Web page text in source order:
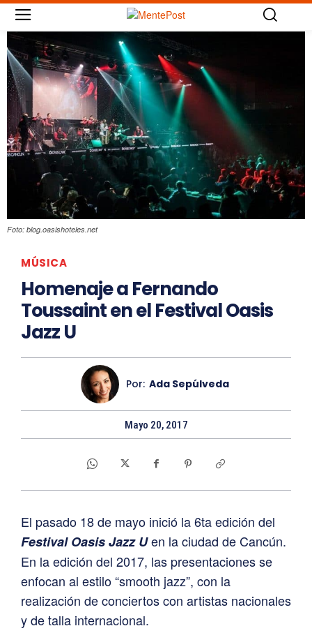
Foto: blog.oasishoteles.net
MÚSICA
Homenaje a Fernando
Toussaint en el Festival Oasis
Jazz U
Por: Ada Sepúlveda
Mayo 20, 2017
El pasado 18 de mayo inició la 6ta edición del
Festival Oasis Jazz Uen la ciudad de Cancún.
En la edición del 2017, las presentaciones se
enfocan al estilo “smooth jazz”, con la
realización de conciertos con artistas nacionales
y de talla internacional.